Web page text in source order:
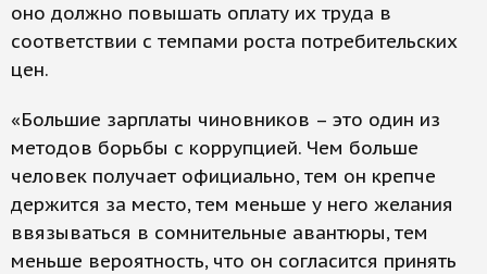
оно должно повышать оплату их труда в
соответствии с темпами роста потребительских
цен.
«Большие зарплаты чиновников – это один из
методов борьбы с коррупцией. Чем больше
человек получает официально, тем он крепче
держится за место, тем меньше у него желания
ввязываться в сомнительные авантюры, тем
меньше вероятность, что он согласится принять